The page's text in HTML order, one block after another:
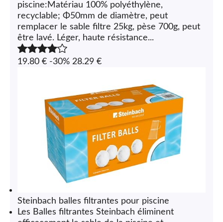
piscine:Matériau 100% polyéthylène,
recyclable; Φ50mm de diamètre, peut
remplacer le sable filtre 25kg, pèse 700g, peut
être lavé. Léger, haute résistance...
19.80 € -30% 28.29 €
Steinbach balles filtrantes pour piscine
Les Balles filtrantes Steinbach éliminent